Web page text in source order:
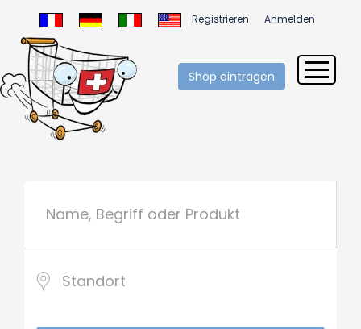
Registrieren Anmelden
Shop eintragen